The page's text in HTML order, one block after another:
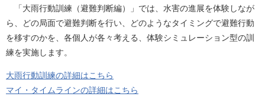
「大雨行動訓練（避難判断編）」では、水害の進展を体験しなが
ら、どの局面で避難判断を行い、どのようなタイミングで避難行動
を移すのかを、各個人が各々考える、体験シミュレーション型の訓
練を実施します。
大雨行動訓練の詳細はこちら
マイ・タイムラインの詳細はこちら